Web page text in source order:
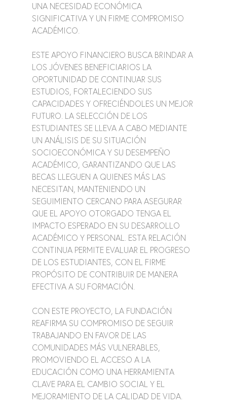
UNA NECESIDAD ECONÓMICA
SIGNIFICATIVA Y UN FIRME COMPROMISO
ACADÉMICO.
ESTE APOYO FINANCIERO BUSCA BRINDAR A
LOS JÓVENES BENEFICIARIOS LA
OPORTUNIDAD DE CONTINUAR SUS
ESTUDIOS, FORTALECIENDO SUS
CAPACIDADES Y OFRECIÉNDOLES UN MEJOR
FUTURO. LA SELECCIÓN DE LOS
ESTUDIANTES SE LLEVA A CABO MEDIANTE
UN ANÁLISIS DE SU SITUACIÓN
SOCIOECONÓMICA Y SU DESEMPEÑO
ACADÉMICO, GARANTIZANDO QUE LAS
BECAS LLEGUEN A QUIENES MÁS LAS
NECESITAN, MANTENIENDO UN
SEGUIMIENTO CERCANO PARA ASEGURAR
QUE EL APOYO OTORGADO TENGA EL
IMPACTO ESPERADO EN SU DESARROLLO
ACADÉMICO Y PERSONAL. ESTA RELACIÓN
CONTINUA PERMITE EVALUAR EL PROGRESO
DE LOS ESTUDIANTES, CON EL FIRME
PROPÓSITO DE CONTRIBUIR DE MANERA
EFECTIVA A SU FORMACIÓN.
CON ESTE PROYECTO, LA FUNDACIÓN
REAFIRMA SU COMPROMISO DE SEGUIR
TRABAJANDO EN FAVOR DE LAS
COMUNIDADES MÁS VULNERABLES,
PROMOVIENDO EL ACCESO A LA
EDUCACIÓN COMO UNA HERRAMIENTA
CLAVE PARA EL CAMBIO SOCIAL Y EL
MEJORAMIENTO DE LA CALIDAD DE VIDA.